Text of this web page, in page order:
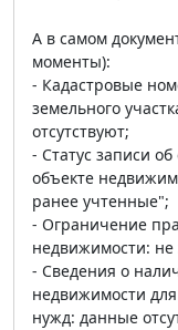
А в самом
моменты):
- Кадастровые
земельного
отсутствуют;
- Статус записи
объекте
ранее учтенные";
- Ограничение
недвижимости: не
- Сведения о
недвижимости
нужд: данные